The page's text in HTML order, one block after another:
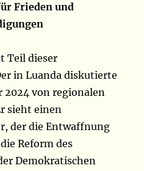
Frieden und
Teil dieser
in Luanda diskutierte
2024 von regionalen
sieht einen
der die Entwaffnung
Reform des
Demokratischen